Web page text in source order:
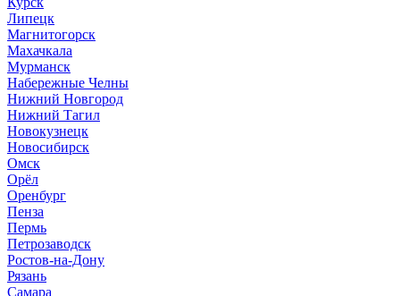
Липецк
Магнитогорск
Махачкала
Мурманск
Набережные Челны
Нижний Новгород
Нижний Тагил
Новокузнецк
Новосибирск
Омск
Орёл
Оренбург
Пенза
Пермь
Петрозаводск
Ростов-на-Дону
Рязань
Самара